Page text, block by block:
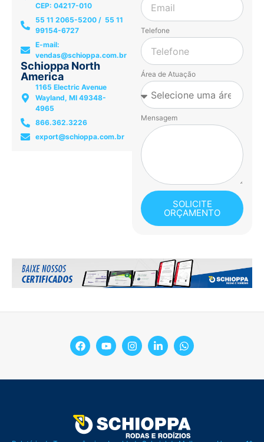
CEP: 04217-010
55 11 2065-5200 / 55 11
99154-6727
E-mail:
vendas@schioppa.com.br
Schioppa North
America
1165 Electric Avenue
Wayland, MI 49348-
4965
866.362.3226
export@schioppa.com.br
Telefone
Área de Atuação
Mensagem
SOLICITE
ORÇAMENTO